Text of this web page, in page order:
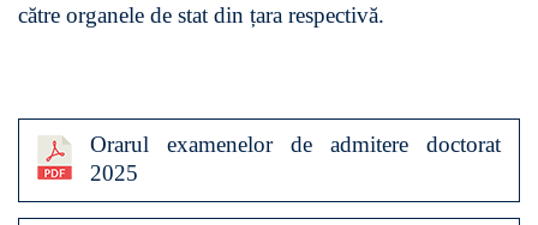
către organele de stat din țara respectivă.
Orarul examenelor de admitere doctorat
2025